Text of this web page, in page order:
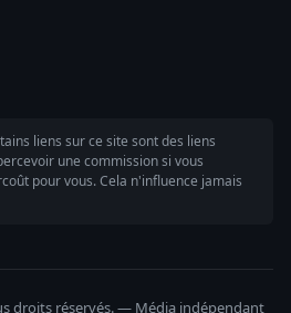
liens sur ce site sont des liens
une commission si vous
pour vous. Cela n'influence jamais
droits réservés. — Média indépendant